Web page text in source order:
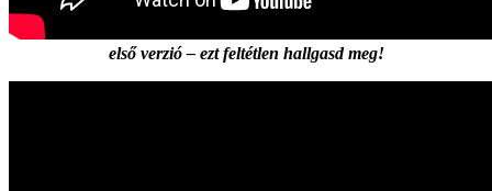
első verzió – ezt feltétlen hallgasd meg!